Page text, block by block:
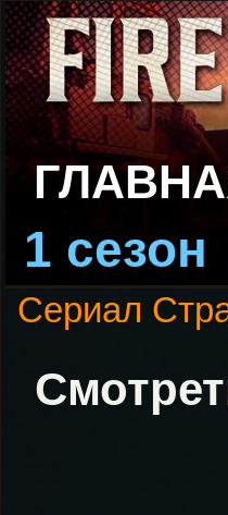
1 сезон
Сериал